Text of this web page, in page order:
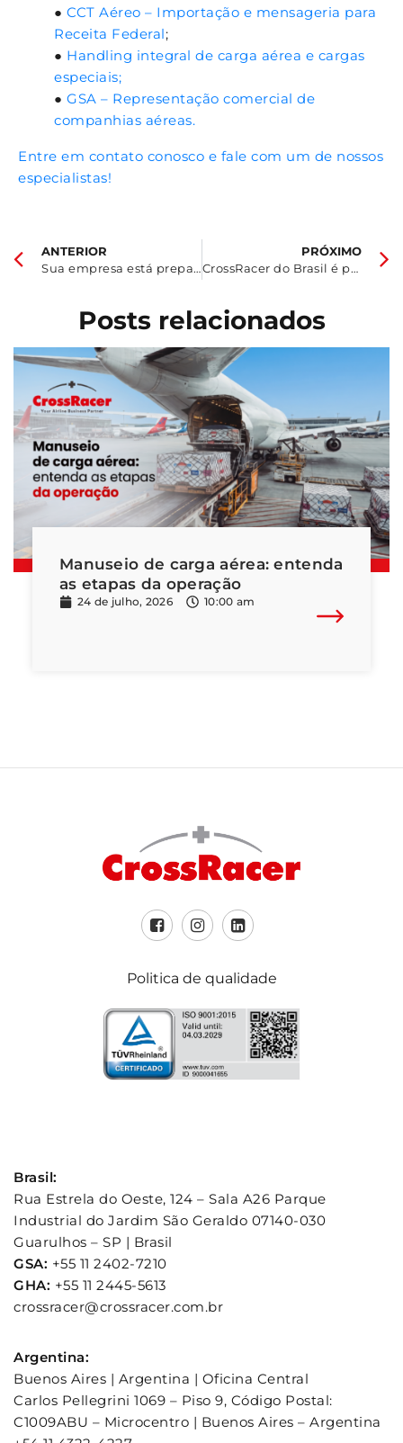
● CCT Aéreo – Importação e mensageria para
Receita Federal;
● Handling integral de carga aérea e cargas
especiais;
● GSA – Representação comercial de
companhias aéreas.
Entre em contato conosco e fale com um de nossos
especialistas!
ANTERIOR
Sua empresa está preparada para fiscalizações na carga aérea? Veja os riscos mais comuns
PRÓXIMO
CrossRacer do Brasil é premiada pela IATA como Centro CBTA de Melhor Desempenho pelo segundo ano consecutivo
Posts relacionados
Manuseio de carga aérea: entenda
as etapas da operação
24 de julho, 2026 10:00 am
Politica de qualidade
Brasil:
Rua Estrela do Oeste, 124 – Sala A26 Parque
Industrial do Jardim São Geraldo 07140-030
Guarulhos – SP | Brasil
GSA: +55 11 2402-7210
GHA: +55 11 2445-5613
crossracer@crossracer.com.br
Argentina:
Buenos Aires | Argentina | Oficina Central
Carlos Pellegrini 1069 – Piso 9, Código Postal:
C1009ABU – Microcentro | Buenos Aires – Argentina